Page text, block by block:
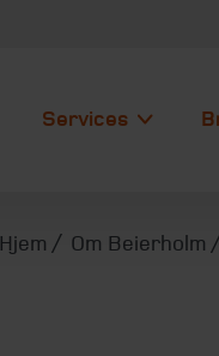
Services
Hjem Om Beierholm